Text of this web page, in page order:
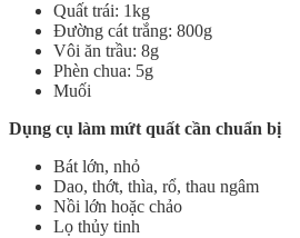
Quất trái: 1kg
Đường cát trắng: 800g
Vôi ăn trầu: 8g
Phèn chua: 5g
Muối
Dụng cụ làm mứt quất cần chuẩn bị
Bát lớn, nhỏ
Dao, thớt, thìa, rổ, thau ngâm
Nồi lớn hoặc chảo
Lọ thủy tinh